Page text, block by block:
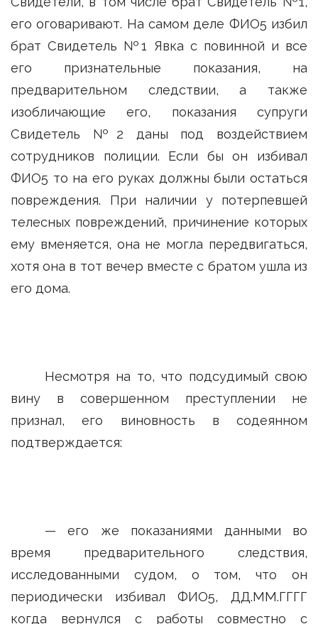
его оговаривают. На самом деле ФИО5 избил
брат Свидетель №1 Явка с повинной и все
его признательные показания, на
предварительном следствии, а также
изобличающие его, показания супруги
Свидетель №2 даны под воздействием
сотрудников полиции. Если бы он избивал
ФИО5 то на его руках должны были остаться
повреждения. При наличии у потерпевшей
телесных повреждений, причинение которых
ему вменяется, она не могла передвигаться,
хотя она в тот вечер вместе с братом ушла из
его дома.
Несмотря на то, что подсудимый свою
вину в совершенном преступлении не
признал, его виновность в содеянном
подтверждается:
— его же показаниями данными во
время предварительного следствия,
исследованными судом, о том, что он
периодически избивал ФИО5, ДД.ММ.ГГГГ
когда вернулся с работы совместно с